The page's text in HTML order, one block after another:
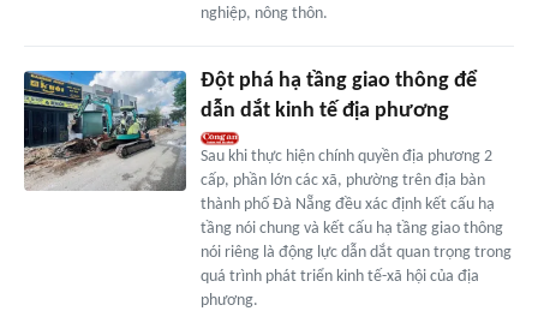
nghiệp, nông thôn.
Đột phá hạ tầng giao thông để
dẫn dắt kinh tế địa phương
Sau khi thực hiện chính quyền địa phương 2
cấp, phần lớn các xã, phường trên địa bàn
thành phố Đà Nẵng đều xác định kết cấu hạ
tầng nói chung và kết cấu hạ tầng giao thông
nói riêng là động lực dẫn dắt quan trọng trong
quá trình phát triển kinh tế-xã hội của địa
phương.